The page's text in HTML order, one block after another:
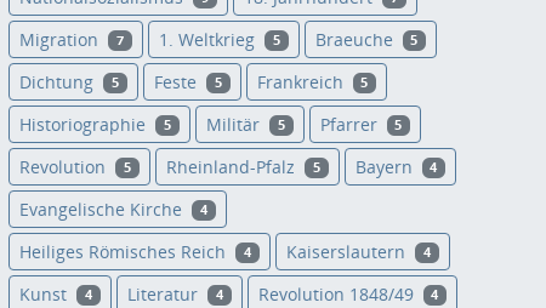
Migration 7 1. Weltkrieg 5 Braeuche 5
Dichtung 5 Feste 5 Frankreich 5
Historiographie 5 Militär 5 Pfarrer 5
Revolution 5 Rheinland-Pfalz 5 Bayern 4
Evangelische Kirche 4
Heiliges Römisches Reich 4 Kaiserslautern 4
Kunst 4 Literatur 4 Revolution 1848/49 4